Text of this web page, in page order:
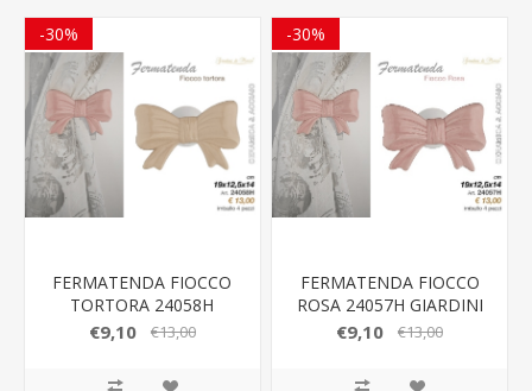
-30%
FERMATENDA FIOCCO
TORTORA 24058H
GIARDINI DI MARZO
€9,10 €13,00
-30%
FERMATENDA FIOCCO
ROSA 24057H GIARDINI
DI MARZO
€9,10 €13,00